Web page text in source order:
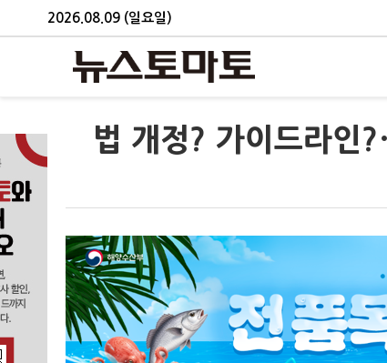
2026.08.09 (일요일)
법 개정? 가이드라인